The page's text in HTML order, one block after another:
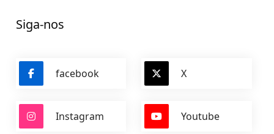
Siga-nos
facebook X
Instagram Youtube